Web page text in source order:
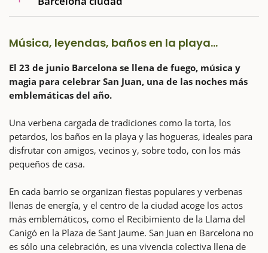
Música, leyendas, baños en la playa...
El 23 de junio Barcelona se llena de fuego, música y
magia para celebrar San Juan, una de las noches más
emblemáticas del año.
Una verbena cargada de tradiciones como la torta, los
petardos, los baños en la playa y las hogueras, ideales para
disfrutar con amigos, vecinos y, sobre todo, con los más
pequeños de casa.
En cada barrio se organizan fiestas populares y verbenas
llenas de energía, y el centro de la ciudad acoge los actos
más emblemáticos, como el Recibimiento de la Llama del
Canigó en la Plaza de Sant Jaume. San Juan en Barcelona no
es sólo una celebración, es una vivencia colectiva llena de